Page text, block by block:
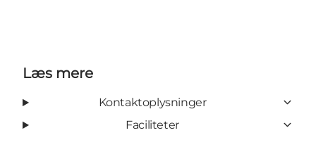
Læs mere
Kontaktoplysninger
Faciliteter